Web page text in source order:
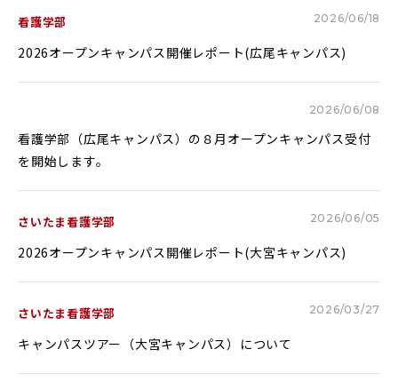
アクセス
学内専用 ポータルサイト
ENGLISH
学部進学
大学院進学
看護学部 2026/06/18
2026オープンキャンパス開催レポート(広尾キャンパス)
2026/06/08
看護学部（広尾キャンパス）の８月オープンキャンパス受付
を開始します。
さいたま看護学部 2026/06/05
2026オープンキャンパス開催レポート(大宮キャンパス)
さいたま看護学部 2026/03/27
キャンパスツアー（大宮キャンパス）について